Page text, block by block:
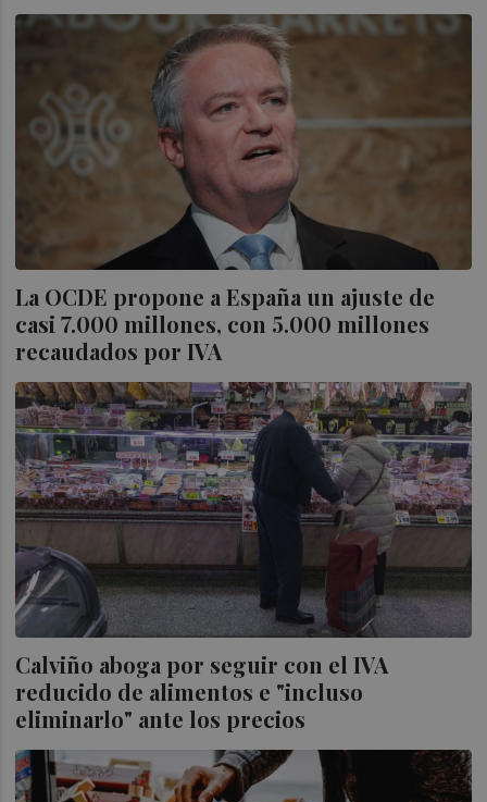
La OCDE propone a España un ajuste de
casi 7.000 millones, con 5.000 millones
recaudados por IVA
Calviño aboga por seguir con el IVA
reducido de alimentos e "incluso
eliminarlo" ante los precios